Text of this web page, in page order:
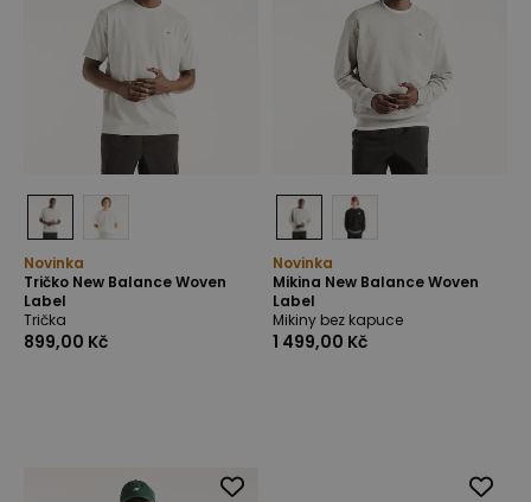
Novinka
Tričko New Balance Woven
Label
Trička
899,00 Kč
Novinka
Mikina New Balance Woven
Label
Mikiny bez kapuce
1 499,00 Kč